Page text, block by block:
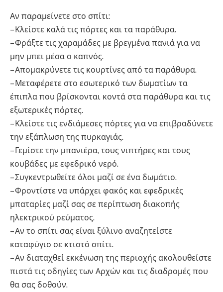
Αν παραμείνετε στο σπίτι:
– Κλείστε καλά τις πόρτες και τα παράθυρα.
– Φράξτε τις χαραμάδες με βρεγμένα πανιά για να
μην μπει μέσα ο καπνός.
– Απομακρύνετε τις κουρτίνες από τα παράθυρα.
– Μεταφέρετε στο εσωτερικό των δωματίων τα
έπιπλα που βρίσκονται κοντά στα παράθυρα και τις
εξωτερικές πόρτες.
– Κλείστε τις ενδιάμεσες πόρτες για να επιβραδύνετε
την εξάπλωση της πυρκαγιάς.
– Γεμίστε την μπανιέρα, τους νιπτήρες και τους
κουβάδες με εφεδρικό νερό.
– Συγκεντρωθείτε όλοι μαζί σε ένα δωμάτιο.
– Φροντίστε να υπάρχει φακός και εφεδρικές
μπαταρίες μαζί σας σε περίπτωση διακοπής
ηλεκτρικού ρεύματος.
– Αν το σπίτι σας είναι ξύλινο αναζητείστε
καταφύγιο σε κτιστό σπίτι.
– Αν διαταχθεί εκκένωση της περιοχής ακολουθείστε
πιστά τις οδηγίες των Αρχών και τις διαδρομές που
θα σας δοθούν.